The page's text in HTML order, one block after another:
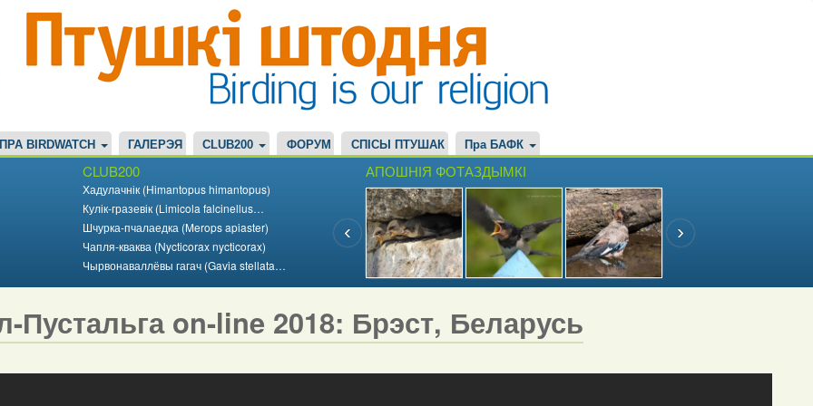
ПРА BIRDWATCH ГАЛЕРЭЯ CLUB200 ФОРУМ СПІСЫ ПТУШАК Пра БАФК
CLUB200
Хадулачнік (Himantopus himantopus)
Кулік-гразевік (Limicola falcinellus…
Шчурка-пчалаедка (Merops apiaster)
Чапля-кваква (Nycticorax nycticorax)
Чырвонаваллёвы гагач (Gavia stellata…
АПОШНІЯ ФОТАЗДЫМКІ
Пустальга on-line 2018: Брэст, Беларусь